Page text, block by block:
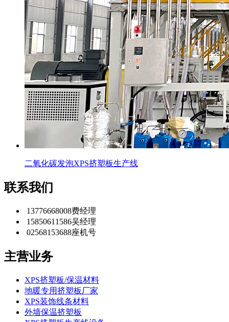
二氧化碳发泡XPS挤塑板生产线
联系我们
13776668008费经理
15850611586吴经理
02568153688座机号
主营业务
XPS挤塑板/保温材料
地暖专用挤塑板厂家
XPS装饰线条材料
外墙保温挤塑板